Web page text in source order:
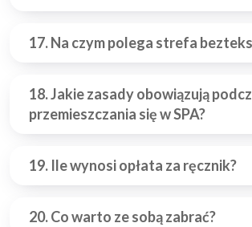
17. Na czym polega strefa
18. Jakie zasady obowiązują
przemieszczania się w SPA?
19. Ile wynosi opłata za ręcznik?
20. Co warto ze sobą zabrać?